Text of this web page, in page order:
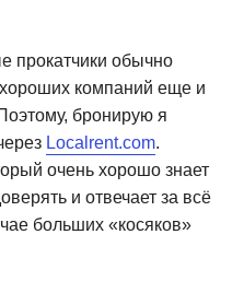
прокатчики обычно
компаний еще и
бронирую я
Localrent.com.
очень хорошо знает
и отвечает за всё
больших «косяков»